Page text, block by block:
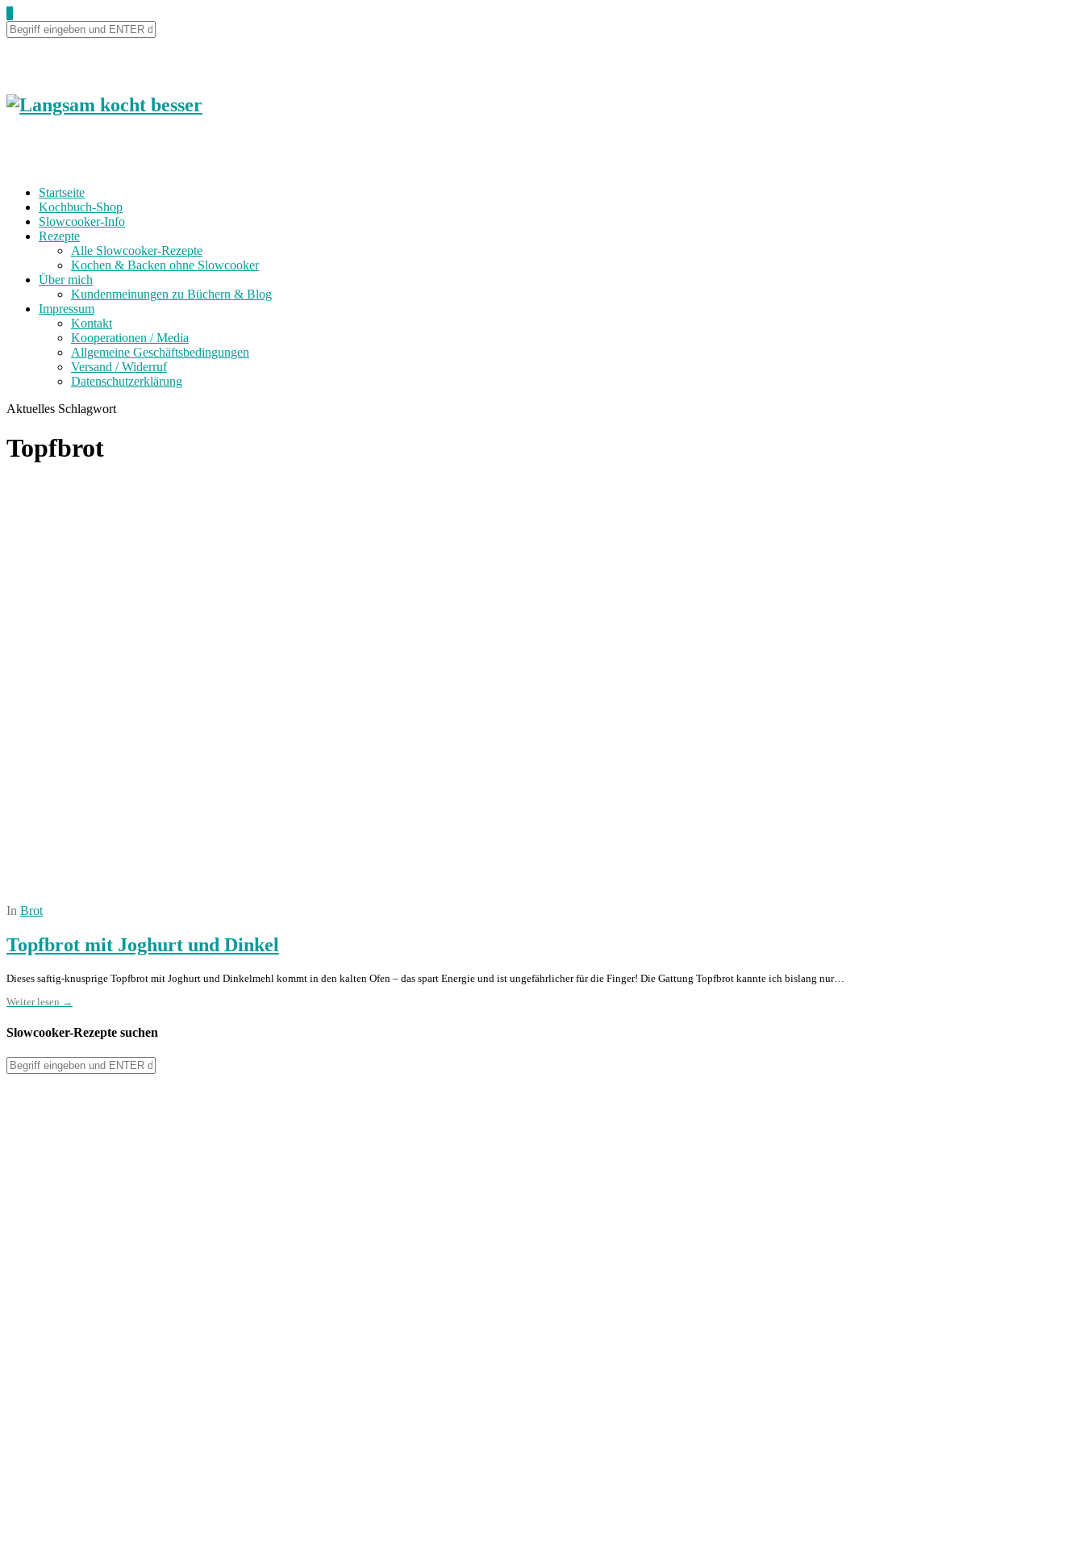
Startseite
Kochbuch-Shop
Slowcooker-Info
Rezepte
Alle Slowcooker-Rezepte
Kochen & Backen ohne Slowcooker
Über mich
Kundenmeinungen zu Büchern & Blog
Impressum
Kontakt
Kooperationen / Media
Allgemeine Geschäftsbedingungen
Versand / Widerruf
Datenschutzerklärung
Aktuelles Schlagwort
Topfbrot
In Brot
Topfbrot mit Joghurt und Dinkel
Dieses saftig-knusprige Topfbrot mit Joghurt und Dinkelmehl kommt in den kalten Ofen – das spart Energie und ist ungefährlicher für die Finger! Die Gattung Topfbrot kannte ich bislang nur…
Weiter lesen →
Slowcooker-Rezepte suchen